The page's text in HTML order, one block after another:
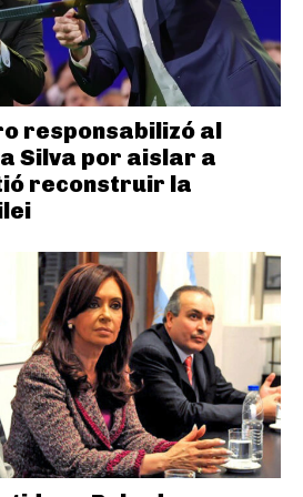
responsabilizó al
Silva por aislar a
reconstruir la